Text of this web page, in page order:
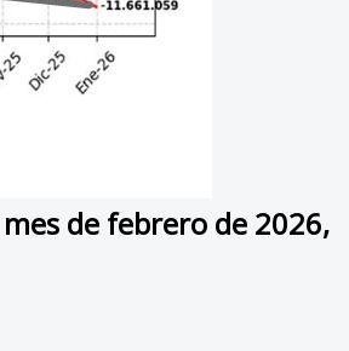
de febrero de 2026,